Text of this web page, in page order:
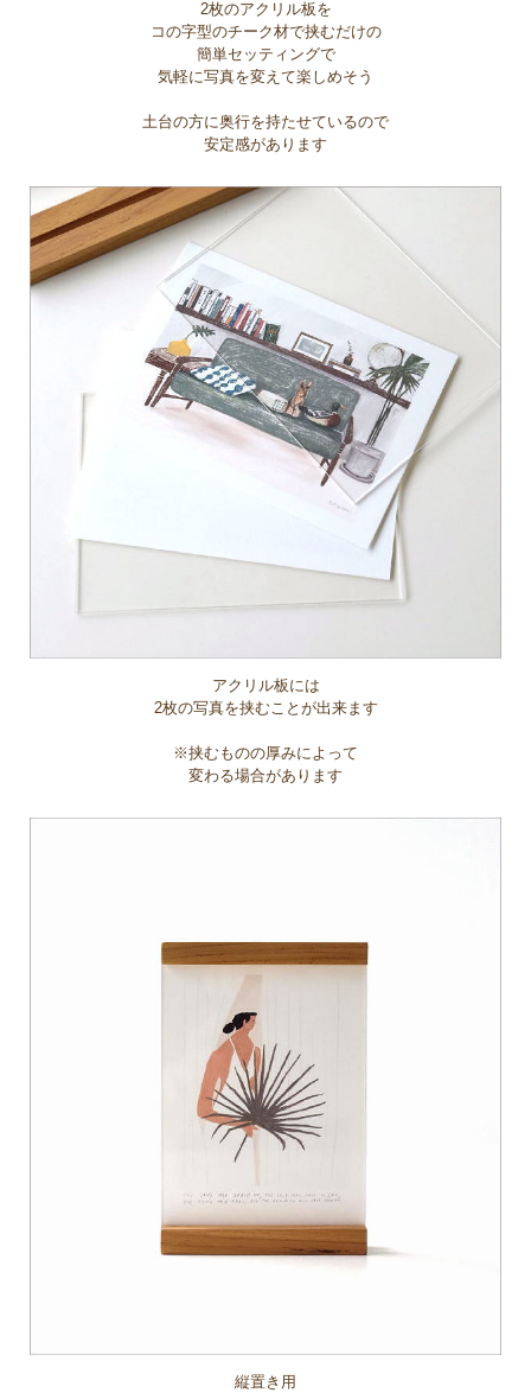
2枚のアクリル板を
コの字型のチーク材で挟むだけの
簡単セッティングで
気軽に写真を変えて楽しめそう
土台の方に奥行を持たせているので
安定感があります
アクリル板には
2枚の写真を挟むことが出来ます
※挟むものの厚みによって
変わる場合があります
縦置き用